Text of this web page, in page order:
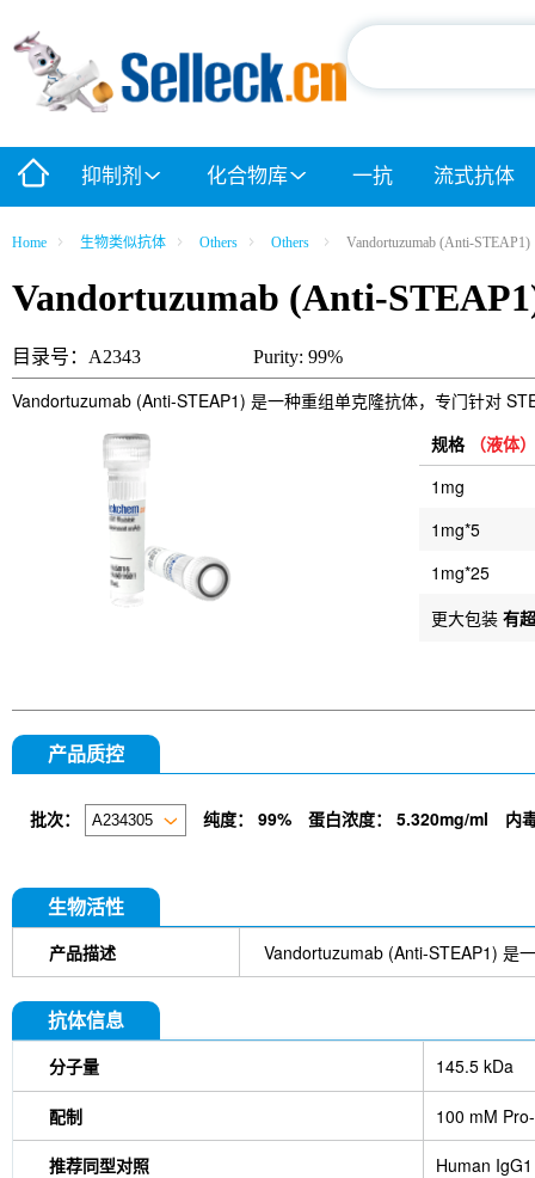
抑制剂 化合物库 一抗 流式抗体
Home 生物类似抗体 Others Others Vandortuzumab (Anti-STEAP1)
Vandortuzumab (Anti-
目录号：A2343 Purity: 99%
Vandortuzumab (Anti-STEAP1) 是一种重组单克隆抗体，专门针对
规格 （液体）
1mg
1mg*5
1mg*25
更大包装 有
产品质控
批次： 纯度： 99% 蛋白浓度： 5.320mg/ml 内
生物活性
产品描述 Vandortuzumab (Anti-STEAP1) 是
抗体信息
分子量 145.5 kDa
配制 100 mM
推荐同型对照 Human IgG1